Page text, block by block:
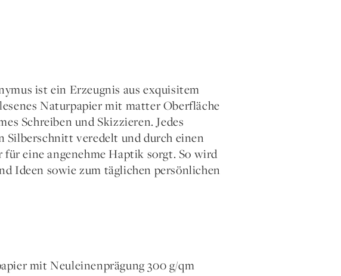
ist ein Erzeugnis aus exquisitem
Naturpapier mit matter Oberfläche
Schreiben und Skizzieren. Jedes
Silberschnitt veredelt und durch einen
für eine angenehme Haptik sorgt. So wird
Ideen sowie zum täglichen persönlichen
mit Neuleinenprägung 300 g/qm